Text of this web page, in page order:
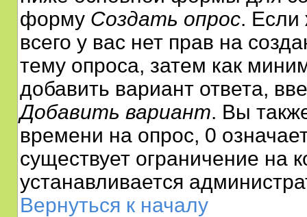
форму Создать опрос. Если
всего у вас нет прав на
тему опроса, затем как
добавить вариант ответа,
Добавить вариант. Вы
времени на опрос, 0
существует ограничение на
устанавливается
Вернуться к началу